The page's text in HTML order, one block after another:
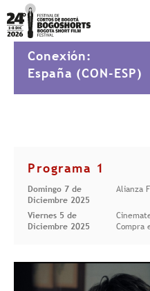
DEL 1 AL 8 DE DICIEMBRE DE
Conexión:
España (CON-ESP)
Programa 1
Domingo 7 de
Diciembre 2025
Alianza
Viernes 5 de
Diciembre 2025
Compra